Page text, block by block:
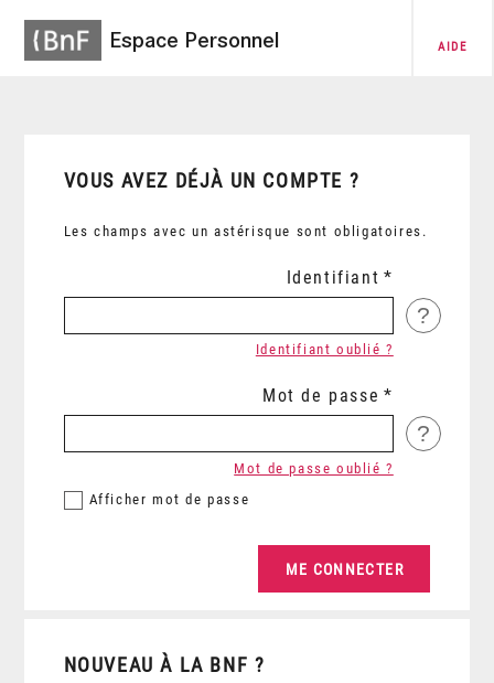
Espace Personnel AIDE
VOUS AVEZ DÉJÀ UN COMPTE ?
Les champs avec un astérisque sont obligatoires.
Identifiant
?
Identifiant oublié ?
Mot de passe
?
Afficher mot de passe
Mot de passe oublié ?
NOUVEAU À LA BNF ?